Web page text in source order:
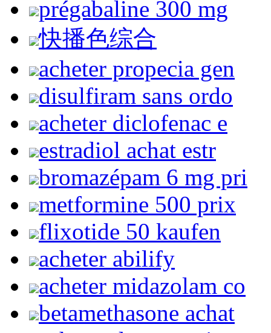
prégabaline 300 mg
快播色综合
acheter propecia gen
disulfiram sans ordo
acheter diclofenac e
estradiol achat estr
bromazépam 6 mg pri
metformine 500 prix
flixotide 50 kaufen
acheter abilify
acheter midazolam co
betamethasone achat